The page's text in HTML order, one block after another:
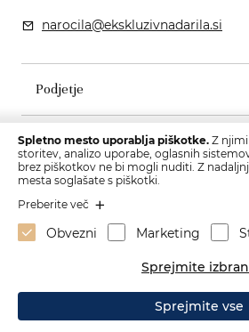
narocila@ekskluzivnadarila.si
Podjetje
Pogoji poslovanja
Spletno mesto uporablja piškotke. Z
storitev, analizo uporabe, oglasnih
brez piškotkov ne bi mogli nuditi. Z
mesta soglašate s piškotki.
Preberite več
Obvezni Marketing
Sprejmite
Sprejmite vse